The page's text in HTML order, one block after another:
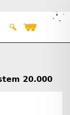
20.000